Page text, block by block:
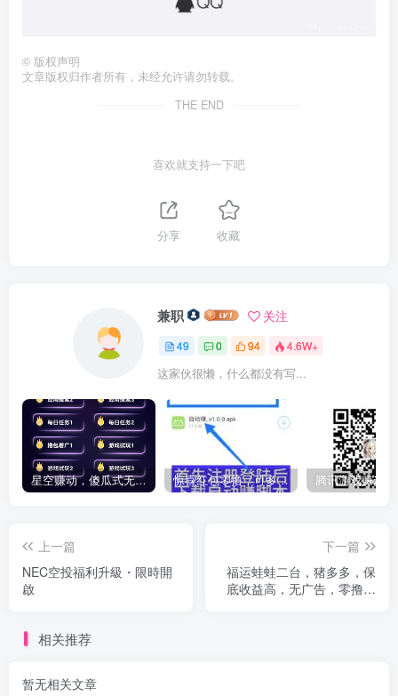
© 版权声明
文章版权归作者所有，未经允许请勿转载。
THE END
喜欢就支持一下吧
分享 收藏
兼职 关注
49 0 94 4.6W+
这家伙很懒，什么都没有写...
星空赚动，傻瓜式无脑捡钱，去做就赚钱，零撸天花板，应有尽有 惊喜红包零撸，可多号操作，每天可刷几百个，单机月撸1000+
上一篇
NEC空投福利升級・限時開
啟
下一篇
福运蛙蛙二台，猪多多，保
底收益高，无广告，零撸复
相关推荐
暂无相关文章